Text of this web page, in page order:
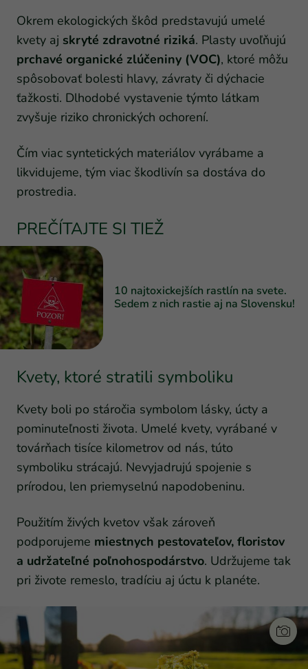
Okrem ekologických škôd predstavujú umelé
kvety aj skryté zdravotné riziká. Plasty uvoľňujú
prchavé organické zlúčeniny (VOC), ktoré môžu
spôsobovať bolesti hlavy, závraty či dýchacie
ťažkosti. Dlhodobé vystavenie týmto látkam
zvyšuje riziko chronických ochorení.
Čím viac syntetických materiálov vyrábame a
likvidujeme, tým viac škodlivín sa dostáva do
prostredia.
PREČÍTAJTE SI TIEŽ
10 najtoxickejších rastlín na svete.
Sedem z nich rastie aj na Slovensku!
Kvety, ktoré stratili symboliku
Kvety boli po stáročia symbolom lásky, úcty a
pominuteľnosti života. Umelé kvety, vyrábané v
továrňach tisíce kilometrov od nás, túto
symboliku strácajú. Nevyjadrujú spojenie s
prírodou, len priemyselnú napodobeninu.
Použitím živých kvetov však zároveň
podporujeme miestnych pestovateľov, floristov
a udržateľné poľnohospodárstvo. Udržujeme tak
pri živote remeslo, tradíciu aj úctu k planéte.